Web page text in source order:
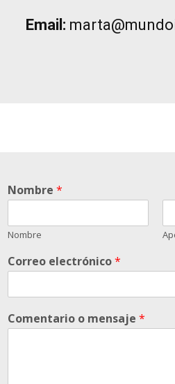
Email:
Nombre *
Nombre
Correo electrónico*
Comentario o mensaje *